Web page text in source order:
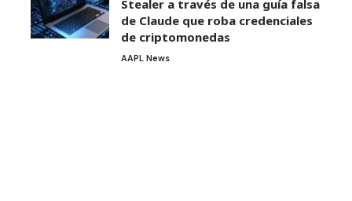
Stealer a través de una guía falsa
de Claude que roba credenciales
de criptomonedas
AAPL News